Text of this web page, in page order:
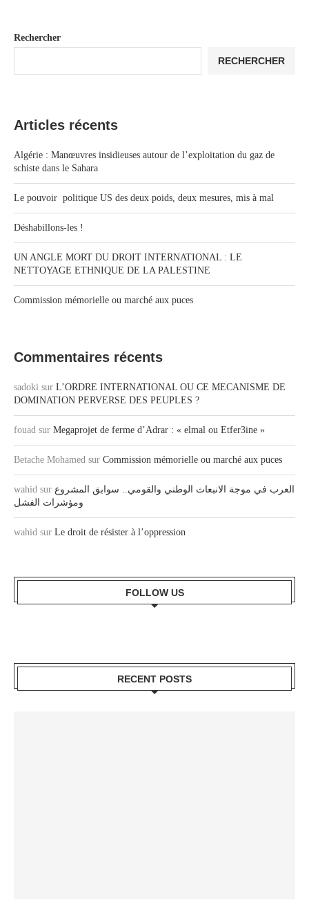
Rechercher
RECHERCHER
Articles récents
Algérie : Manœuvres insidieuses autour de l’exploitation du gaz de
schiste dans le Sahara
Le pouvoir politique US des deux poids, deux mesures, mis à mal
Déshabillons-les !
UN ANGLE MORT DU DROIT INTERNATIONAL : LE
NETTOYAGE ETHNIQUE DE LA PALESTINE
Commission mémorielle ou marché aux puces
Commentaires récents
sadoki sur L’ORDRE INTERNATIONAL OU CE MECANISME DE
DOMINATION PERVERSE DES PEUPLES ?
fouad sur Megaprojet de ferme d’Adrar : « elmal ou Etfer3ine »
Betache Mohamed sur Commission mémorielle ou marché aux puces
wahid sur العرب في موجة الانبعاث الوطني والقومي.. سوابق المشروع
ومؤشرات الفشل
wahid sur Le droit de résister à l’oppression
FOLLOW US
RECENT POSTS